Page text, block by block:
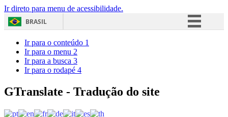
Ir direto para menu de acessibilidade.
BRASIL
Acesso à informação
Ir para o conteúdo 1
Ir para o menu 2
Ir para a busca 3
Ir para o rodapé 4
GTranslate - Tradução do site